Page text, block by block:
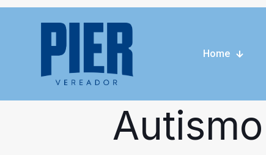
Home
Projeto
Curitiba